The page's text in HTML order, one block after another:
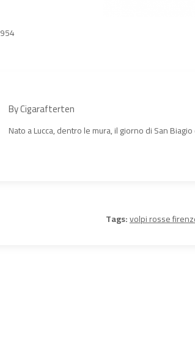
954
ByCigarafterten
Nato a Lucca, dentro le mura, il giorno di San
Tags:volpi rosse